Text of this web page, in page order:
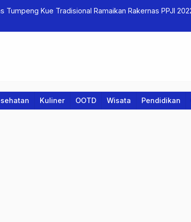
Tradisional Ramaikan Rakernas PPJI 2022
Kuliner OOTD Wisata Pendidikan